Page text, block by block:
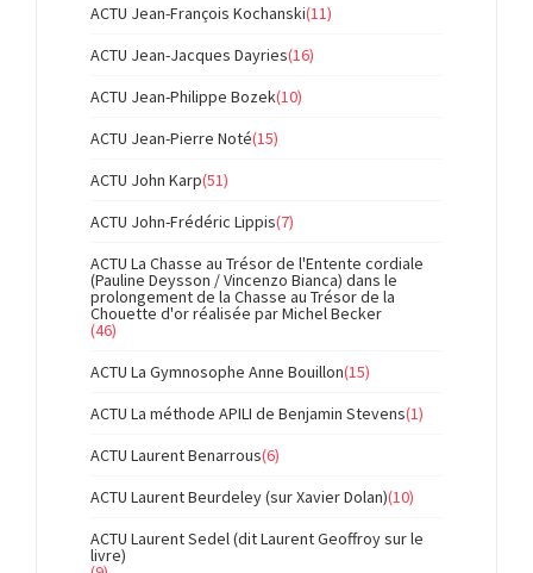
ACTU Jean-François Kochanski(11)
ACTU Jean-Jacques Dayries(16)
ACTU Jean-Philippe Bozek(10)
ACTU Jean-Pierre Noté(15)
ACTU John Karp(51)
ACTU John-Frédéric Lippis(7)
ACTU La Chasse au Trésor de l'Entente cordiale
(Pauline Deysson / Vincenzo Bianca) dans le
prolongement de la Chasse au Trésor de la
Chouette d'or réalisée par Michel Becker
(46)
ACTU La Gymnosophe Anne Bouillon(15)
ACTU La méthode APILI de Benjamin Stevens(1)
ACTU Laurent Benarrous(6)
ACTU Laurent Beurdeley (sur Xavier Dolan)(10)
ACTU Laurent Sedel (dit Laurent Geoffroy sur le
livre)